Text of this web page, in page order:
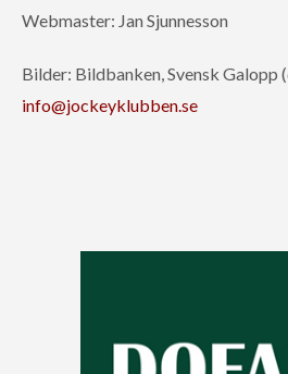
Webmaster: Jan Sjunnesson
Bilder: Bildbanken, Svensk Galopp
info@jockeyklubben.se